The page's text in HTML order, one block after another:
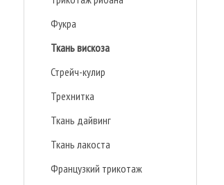
Фукра
Ткань вискоза
Стрейч-кулир
Трехнитка
Ткань дайвинг
Ткань лакоста
Французкий трикотаж